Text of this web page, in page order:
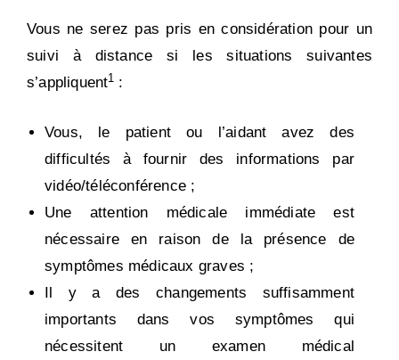
Vous ne serez pas pris en considération pour un
suivi à distance si les situations suivantes
s’appliquent1 :
Vous, le patient ou l’aidant avez des
difficultés à fournir des informations par
vidéo/téléconférence ;
Une attention médicale immédiate est
nécessaire en raison de la présence de
symptômes médicaux graves ;
Il y a des changements suffisamment
importants dans vos symptômes qui
nécessitent un examen médical